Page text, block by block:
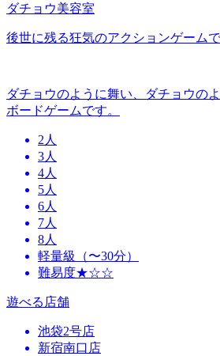
ダチョウ美容室
後世に残る狂気のアクションゲームで
ダチョウのように舞い、ダチョウの
ボードゲームです。
2人
3人
4人
5人
6人
7人
8人
軽量級（〜30分）
難易度★☆☆
遊べる店舗
池袋2号店
新宿南口店